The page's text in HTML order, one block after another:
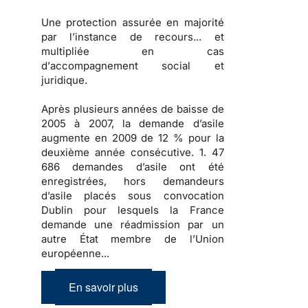
Une protection assurée en majorité
par l’instance de recours... et
multipliée en cas
d’accompagnement social et
juridique.
Après plusieurs années de baisse de
2005 à 2007, lademande d’asile
augmente en 2009de 12 % pour la
deuxième année consécutive. 1. 47
686 demandes d’asile ont été
enregistrées, hors demandeurs
d’asile placés sous convocation
Dublin pour lesquels la France
demande une réadmission par un
autre État membre de l’Union
européenne...
En savoir plus